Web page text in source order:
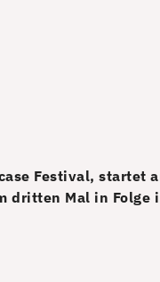
Festival,
dritten Mal in Folge